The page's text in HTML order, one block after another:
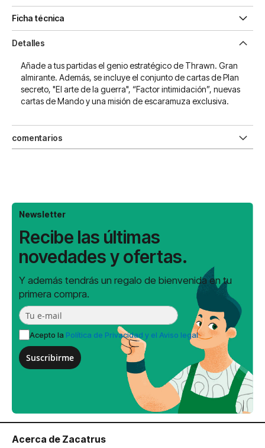
Ficha técnica
Detalles
Añade a tus partidas el genio estratégico de Thrawn. Gran
almirante. Además, se incluye el conjunto de cartas de Plan
secreto, "El arte de la guerra", “Factor intimidación”, nuevas
cartas de Mando y una misión de escaramuza exclusiva.
comentarios
Newsletter
Recibe las últimas
novedades y ofertas.
Y además tendrás un regalo de bienvenida en tu
primera compra.
Acepto la Política de Privacidad y el Aviso legal
Suscribirme
Acerca de Zacatrus